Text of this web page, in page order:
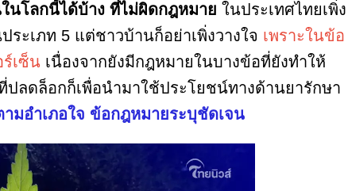
นโลกนี้ได้บ้าง ที่ไม่ผิดกฎหมาย ในประเทศไทยเพิ่ง
ระเภท 5 แต่ชาวบ้านก็อย่าเพิ่งวางใจ เพราะในข้อ
เซ็น เนื่องจากยังมีกฎหมายในบางข้อที่ยังทำให้
ลดล็อกก็เพื่อนำมาใช้ประโยชน์ทางด้านยารักษา
มอำเภอใจ ข้อกฎหมายระบุชัดเจน